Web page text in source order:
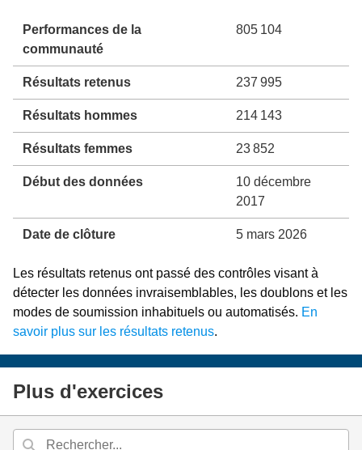
Performances de la
communauté
805 104
Résultats retenus 237 995
Résultats hommes 214 143
Résultats femmes 23 852
Début des données
10 décembre
2017
Date de clôture 5 mars 2026
Les résultats retenus ont passé des contrôles visant à
détecter les données invraisemblables, les doublons et les
modes de soumission inhabituels ou automatisés. En
savoir plus sur les résultats retenus.
Plus d'exercices